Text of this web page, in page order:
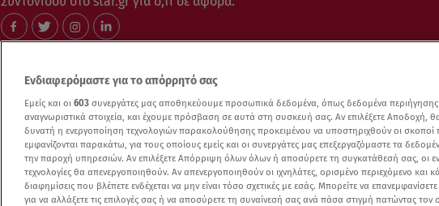
11.05.18, 20:35
20 παραβιάσεις του ελληνικού
Ενδιαφερόμαστε για το απόρρητό σας
Εμείς και οι 603 συνεργάτες μας αποθηκεύουμε προσωπικά δεδομένα, όπως δεδομένα
αναγνωριστικά στοιχεία, και έχουμε πρόσβαση σε αυτά στη συσκευή σας. Αν επιλέξετε Αποδοχή,
δυνατή η ενεργοποίηση τεχνολογιών παρακολούθησης προκειμένου να υποστηριχθούν οι σκοποί
εμφανίζονται παρακάτω, για τους οποίους εμείς και οι συνεργάτες μας επεξεργαζόμαστε τα
την παροχή υπηρεσιών. Αν επιλέξετε Απόρριψη όλων όλων ή αποσύρετε τη συγκατάθεσή σας, οι
τεχνολογίες θα απενεργοποιηθούν. Αν απενεργοποιηθούν οι ιχνηλάτες, ορισμένο περιεχόμενο και
διαφημίσεις που βλέπετε ενδέχεται να μην είναι τόσο σχετικές με εσάς. Μπορείτε να
για να αλλάξετε τις επιλογές σας ή να αποσύρετε τη συναίνεσή σας ανά πάσα στιγμή πατώντας τον